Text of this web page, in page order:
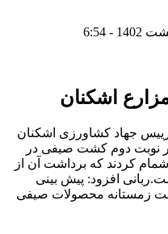
اشکنان
جهاد کشاورزی اشکنان
در نوبت دوم کشت صیفی در
کردند که برداشت آن از
افزود: پیش بینی
زمستانه محصولات صیفی